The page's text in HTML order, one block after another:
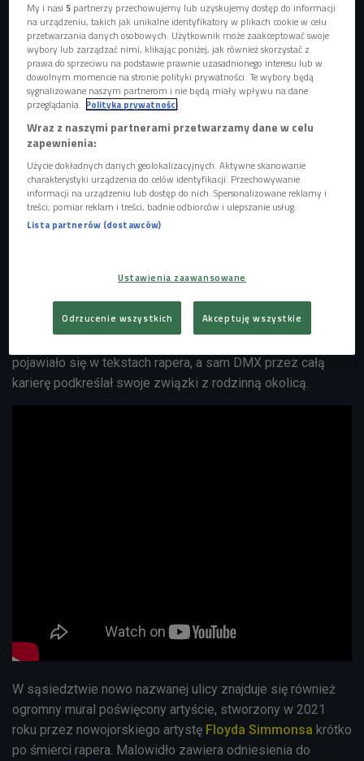
DMX Foto: Backgrid/East News
Uchwała została przyjęta jednogłośnie po publicznym
wysłuchaniu, które odbyło się 27 maja. Mieszkańcy miasta
licznie poparli inicjatywę, podkreślając znaczenie rapera dla
lokalnej społeczności i kultury miasta. Pomysł zmiany
znajduje się w pobliżu kompleksu mieszkaniowego
Calcagno HomesprzySchool Street, gdzie wychowywał
się Earl Simmons. To właśnie Yonkers stało się
pojawiało się w tekstach rapera, a sam DMX przez całą
karierę podkreślał swoje związki z rodzinną okolicą.
W sąsiedztwie nowo nazwanej ulicy znajduje się również
ogromny mural poświęcony artyście, stworzony w 2021
roku przez nowojorskiego artystę Floyda Simmonsa krótko
po śmierci rapera. Malowidło zawiera odniesienia do
My i nasi5 partnerzy przechowujemy lub uzyskujemy dostęp do informacji
na urządzeniu, takich jak unikalne identyfikatory w plikach cookie w celu
przetwarzania danych osobowych. Użytkownik może zaakceptować swoje
wybory lub zarządzać nimi, klikając poniżej, jak również skorzystać z
prawa do sprzeciwu na podstawie prawnie uzasadnionego interesu lub w
dowolnym momencie na stronie polityki prywatności. Te wybory będą
sygnalizowane naszym partnerom i nie będą miały wpływu na dane
przeglądania. Polityka prywatności
Wraz z naszymi partnerami przetwarzamy dane w celu
zapewnienia:
Użycie dokładnych danych geolokalizacyjnych. Aktywne skanowanie
charakterystyki urządzenia do celów identyfikacji. Przechowywanie
informacji na urządzeniu lub dostęp do nich. Spersonalizowane reklamy i
treści, pomiar reklam i treści, badnie odbiorców i ulepszanie usług.
Lista partnerów (dostawców)
Ustawienia zaawansowane
Odrzucenie wszystkich Akceptuję wszystkie